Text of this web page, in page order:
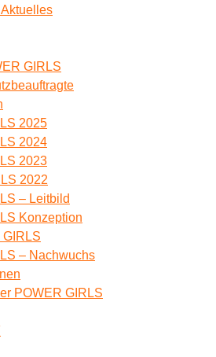
GIRLS
2025
2024
2023
2022
– Leitbild
Konzeption
– Nachwuchs
POWER GIRLS